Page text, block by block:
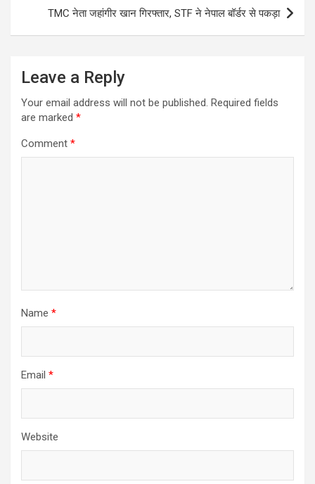
TMC नेता जहांगीर खान गिरफ्तार, STF ने नेपाल बॉर्डर से पकड़ा
Leave a Reply
Your email address will not be published. Required fields
are marked *
Comment *
Name *
Email *
Website